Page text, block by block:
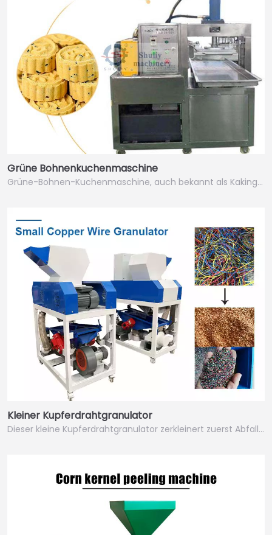
Grüne Bohnenkuchenmaschine
Grüne-Bohnen-Kuchenmaschine, auch bekannt als Kaking…
Kleiner Kupferdrahtgranulator
Dieser kleine Kupferdrahtgranulator zerkleinert zuerst Abfall…